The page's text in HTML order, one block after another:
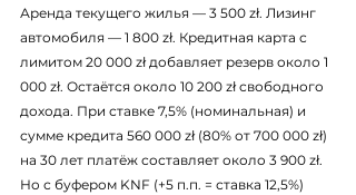
Аренда текущего жилья — 3 500 zł. Лизинг
автомобиля — 1 800 zł. Кредитная карта с
лимитом 20 000 zł добавляет резерв около 1
000 zł. Остаётся около 10 200 zł свободного
дохода. При ставке 7,5% (номинальная) и
сумме кредита 560 000 zł (80% от 700 000 zł)
на 30 лет платёж составляет около 3 900 zł.
Но с буфером KNF (+5 п.п. = ставка 12,5%)